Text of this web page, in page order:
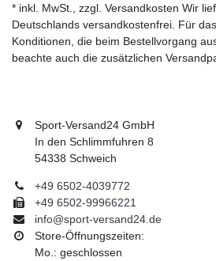
* inkl. MwSt., zzgl. Versandkosten Wir
Deutschlands versandkostenfrei. Für
Konditionen, die beim Bestellvorgang
beachte auch die zusätzlichen
Sport-Versand24 GmbH
In den Schlimmfuhren 8
54338 Schweich
+49 6502-4039772
+49 6502-99966221
info@sport-versand24.de
Store-Öffnungszeiten:
Mo.: geschlossen